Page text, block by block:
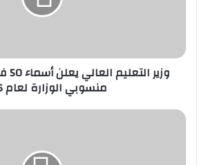
الحج
لعام
منسوبي الوزارة لعام 2026
وزير